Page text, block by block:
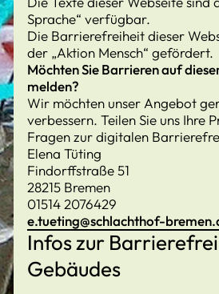
Sprache“ verfügbar.
Die Barrierefreiheit dieser
der „Aktion Mensch“ gefördert.
Möchten Sie Barrieren auf
melden?
Wir möchten unser Angebot
verbessern. Teilen Sie uns Ihre
Fragen zur digitalen
Elena Tüting
Findorffstraße 51
28215 Bremen
01514 2076429
e.tueting@schlachthof-
Infos zur
Gebäudes